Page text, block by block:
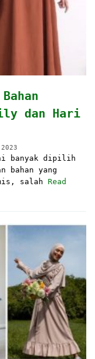
dan Hari
banyak dipilih
bahan yang
salah Read